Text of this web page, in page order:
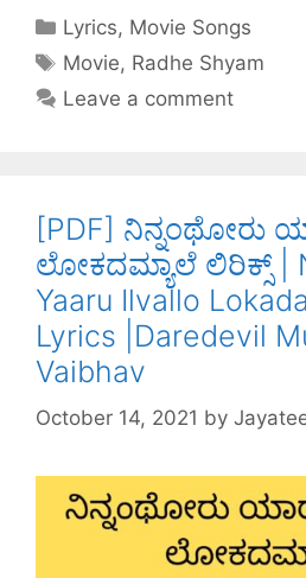
c
e
b
k
itt
er
er
e
st
k
e
dI
Lyrics, Movie Songs
Movie, Radhe Shyam
Leave a comment
[PDF] ನಿನ್ನಂಥೋರು
ಲೋಕದಮ್ಯಾಲೆ ಲಿರಿಕ್ಸ್ |
Yaaru Ilvallo
Lyrics |Daredevil
Vaibhav
October 14, 2021 by